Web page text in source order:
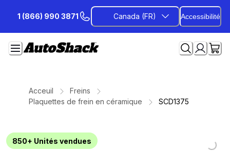
contenu
1 (866) 990 3871 Canada (FR) Accessibilité
Acceuil
Freins
Plaquettes de frein en céramique
SCD1375
850+ Unités vendues